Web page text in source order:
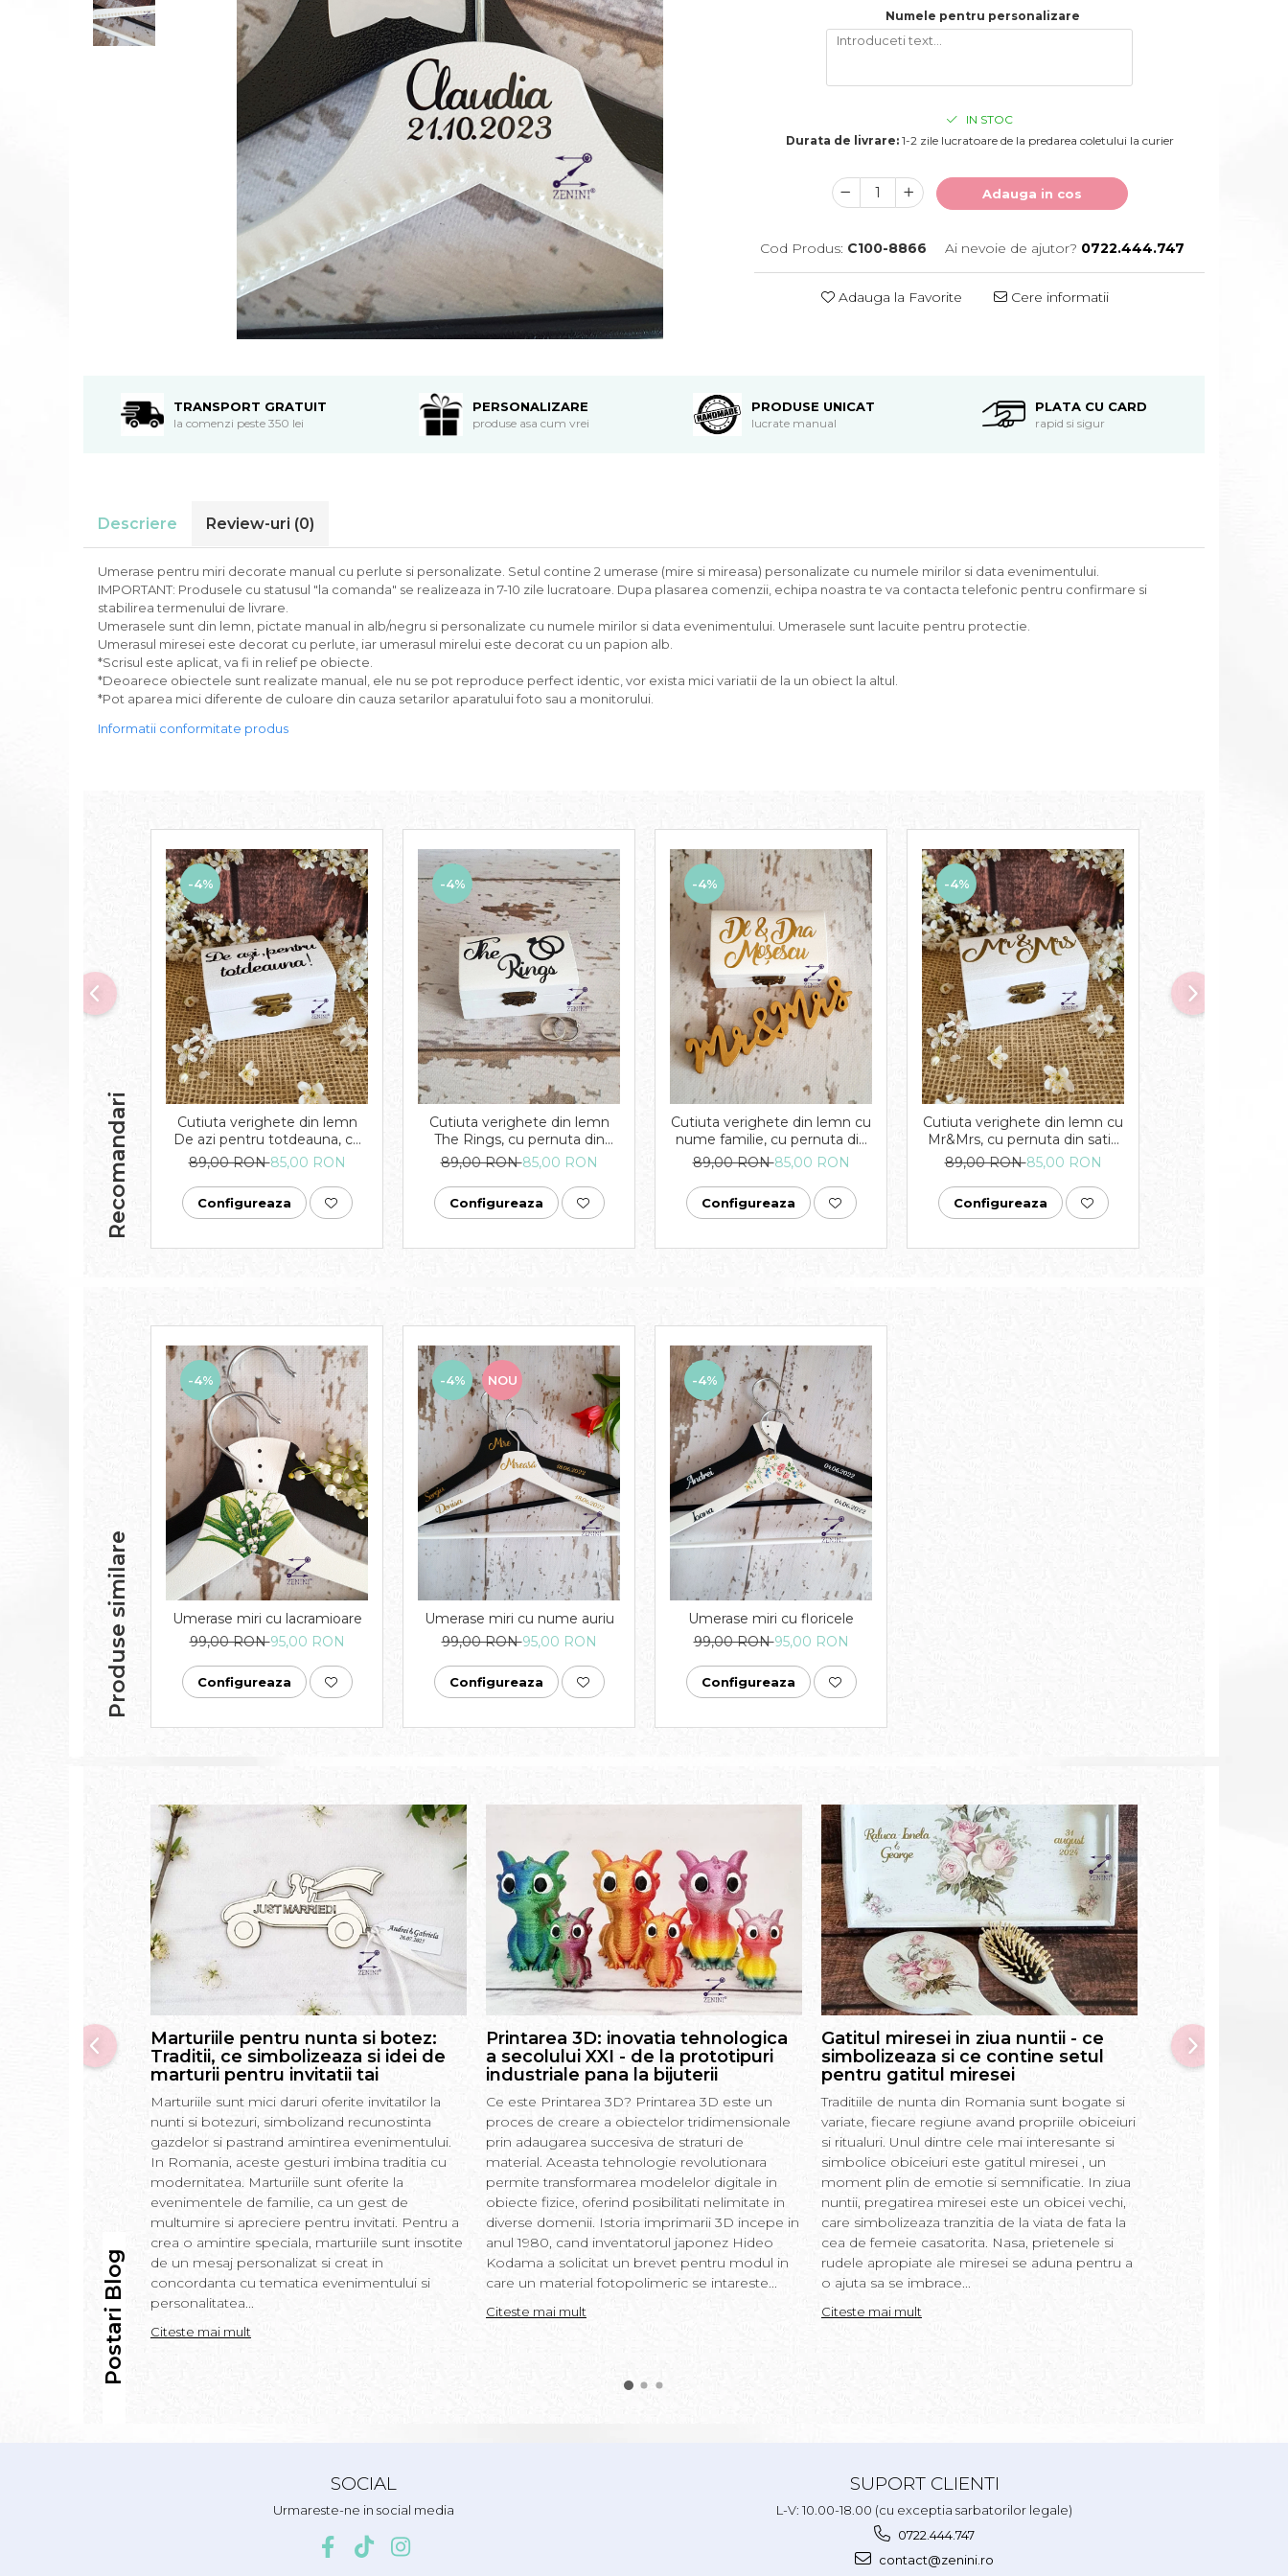
Numele pentru personalizare
IN STOC
Durata de livrare:1-2 zile lucratoare de la predarea coletului la curier
Adauga in cos
Cod Produs: C100-8866 Ai nevoie de ajutor? 0722.444.747
Adauga la Favorite Cere informatii
TRANSPORT GRATUIT
la comenzi peste 350 lei
PERSONALIZARE
produse asa cum vrei
PRODUSE UNICAT
lucrate manual
PLATA CU CARD
rapid si sigur
Descriere Review-uri (0)
Umerase pentru miri decorate manual cu perlute si personalizate. Setul contine 2 umerase (mire si mireasa) personalizate cu numele mirilor si data evenimentului.
IMPORTANT: Produsele cu statusul "la comanda" se realizeaza in 7-10 zile lucratoare. Dupa plasarea comenzii, echipa noastra te va contacta telefonic pentru confirmare si
stabilirea termenului de livrare.
Umerasele sunt din lemn, pictate manual in alb/negru si personalizate cu numele mirilor si data evenimentului. Umerasele sunt lacuite pentru protectie.
Umerasul miresei este decorat cu perlute, iar umerasul mirelui este decorat cu un papion alb.
*Scrisul este aplicat, va fi in relief pe obiecte.
*Deoarece obiectele sunt realizate manual, ele nu se pot reproduce perfect identic, vor exista mici variatii de la un obiect la altul.
*Pot aparea mici diferente de culoare din cauza setarilor aparatului foto sau a monitorului.
Informatii conformitate produs
Recomandari
-4%
Cutiuta verighete din lemn
De azi pentru totdeauna, cu
pernuta din satin catifelat -
personalizata
89,00 RON85,00 RON
Configureaza
-4%
Cutiuta verighete din lemn
The Rings, cu pernuta din
satin catifelat - personalizata
89,00 RON85,00 RON
Configureaza
-4%
Cutiuta verighete din lemn cu
nume familie, cu pernuta din
satin catifelat - personalizata
89,00 RON85,00 RON
Configureaza
-4%
Cutiuta verighete din lemn cu
Mr&Mrs, cu pernuta din satin
catifelat - personalizata
89,00 RON85,00 RON
Configureaza
-4%
Produse similare
-4%
Umerase miri cu lacramioare
99,00 RON95,00 RON
Configureaza
-4% NOU
Umerase miri cu nume auriu
99,00 RON95,00 RON
Configureaza
-4%
Umerase miri cu floricele
99,00 RON95,00 RON
Configureaza
Postari Blog
Marturiile pentru nunta si botez:
Traditii, ce simbolizeaza si idei de
marturii pentru invitatii tai
Marturiile sunt mici daruri oferite invitatilor la
nunti si botezuri, simbolizand recunostinta
gazdelor si pastrand amintirea evenimentului.
In Romania, aceste gesturi imbina traditia cu
modernitatea. Marturiile sunt oferite la
evenimentele de familie, ca un gest de
multumire si apreciere pentru invitati. Pentru a
crea o amintire speciala, marturiile sunt insotite
de un mesaj personalizat si creat in
concordanta cu tematica evenimentului si
personalitatea...
Citeste mai mult
Printarea 3D: inovatia tehnologica
a secolului XXI - de la prototipuri
industriale pana la bijuterii
Ce este Printarea 3D? Printarea 3D este un
proces de creare a obiectelor tridimensionale
prin adaugarea succesiva de straturi de
material. Aceasta tehnologie revolutionara
permite transformarea modelelor digitale in
obiecte fizice, oferind posibilitati nelimitate in
diverse domenii. Istoria imprimarii 3D incepe in
anul 1980, cand inventatorul japonez Hideo
Kodama a solicitat un brevet pentru modul in
care un material fotopolimeric se intareste...
Citeste mai mult
Gatitul miresei in ziua nuntii - ce
simbolizeaza si ce contine setul
pentru gatitul miresei
Traditiile de nunta din Romania sunt bogate si
variate, fiecare regiune avand propriile obiceiuri
si ritualuri. Unul dintre cele mai interesante si
simbolice obiceiuri este gatitul miresei , un
moment plin de emotie si semnificatie. In ziua
nuntii, pregatirea miresei este un obicei vechi,
care simbolizeaza tranzitia de la viata de fata la
cea de femeie casatorita. Nasa, prietenele si
rudele apropiate ale miresei se aduna pentru a
o ajuta sa se imbrace...
Citeste mai mult
Prima baita a
pune in apa,
si alte
SOCIAL
Urmareste-ne in social media
SUPORT CLIENTI
L-V: 10.00-18.00 (cu exceptia sarbatorilor legale)
0722.444.747
contact@zenini.ro